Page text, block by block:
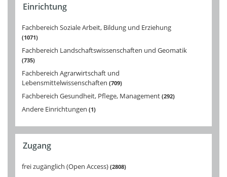
Einrichtung
Fachbereich Soziale Arbeit, Bildung und Erziehung
1071
Fachbereich Landschaftswissenschaften und Geomatik
735
Fachbereich Agrarwirtschaft und
Lebensmittelwissenschaften 709
Fachbereich Gesundheit, Pflege, Management 292
Andere Einrichtungen 1
Zugang
frei zugänglich (Open Access) 2808